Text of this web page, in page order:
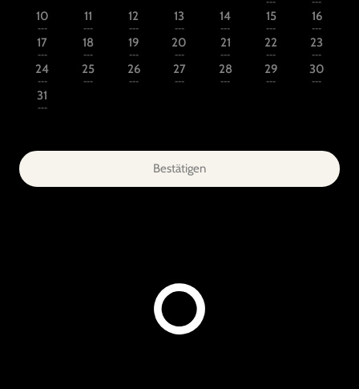
10
---
11
---
12
---
13
---
14
---
15
---
16
---
17
---
18
---
19
---
20
---
21
---
22
---
23
---
24
---
25
---
26
---
27
---
28
---
29
---
30
---
31
---
Bestätigen